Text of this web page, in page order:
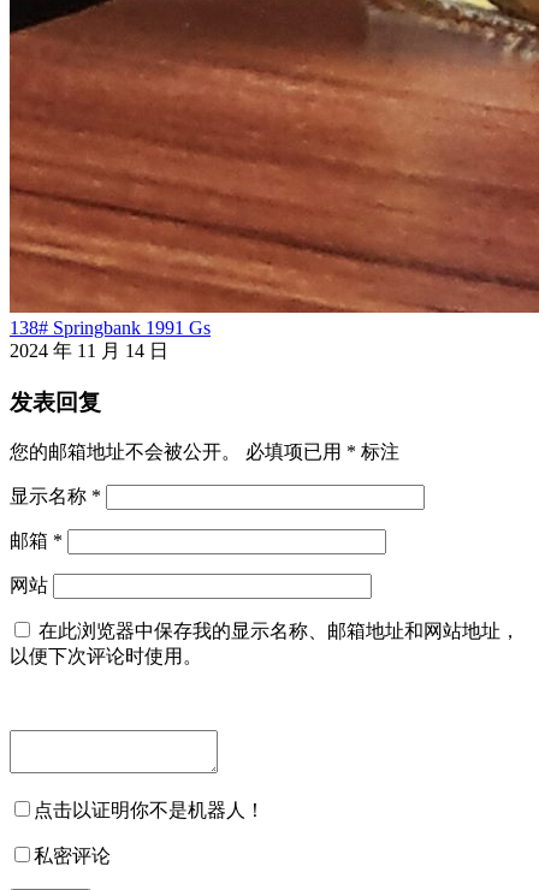
138# Springbank 1991 Gs
2024 年 11 月 14 日
发表回复
您的邮箱地址不会被公开。 必填项已用 * 标注
显示名称 *
邮箱 *
网站
在此浏览器中保存我的显示名称、邮箱地址和网站地址，
以便下次评论时使用。
点击以证明你不是机器人！
私密评论